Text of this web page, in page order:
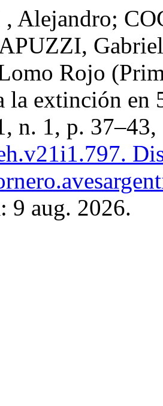
Alejandro;
Rojo
la extinción en
n. 1, p.
9 aug. 2026.